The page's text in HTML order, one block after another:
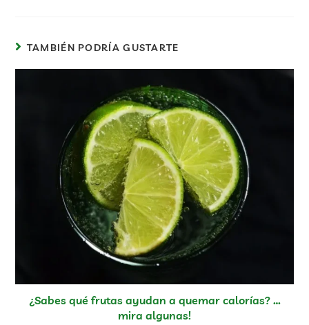
TAMBIÉN PODRÍA GUSTARTE
¿Sabes qué frutas ayudan a quemar calorías? …
mira algunas!